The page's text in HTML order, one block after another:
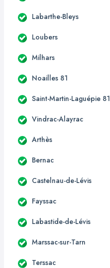
Labarthe-Bleys
Loubers
Milhars
Noailles 81
Saint-Martin-Laguépie 81
Vindrac-Alayrac
Arthès
Bernac
Castelnau-de-Lévis
Fayssac
Labastide-de-Lévis
Marssac-sur-Tarn
Terssac